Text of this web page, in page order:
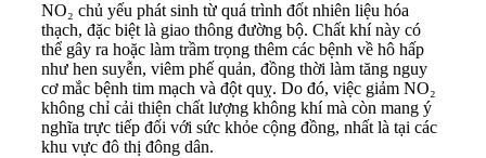
NO₂ chủ yếu phát sinh từ quá trình đốt nhiên liệu hóa
thạch, đặc biệt là giao thông đường bộ. Chất khí này có
thể gây ra hoặc làm trầm trọng thêm các bệnh về hô hấp
như hen suyễn, viêm phế quản, đồng thời làm tăng nguy
cơ mắc bệnh tim mạch và đột quỵ. Do đó, việc giảm NO₂
không chỉ cải thiện chất lượng không khí mà còn mang ý
nghĩa trực tiếp đối với sức khỏe cộng đồng, nhất là tại các
khu vực đô thị đông dân.